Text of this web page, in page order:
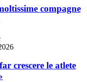
compagne
crescere le atlete